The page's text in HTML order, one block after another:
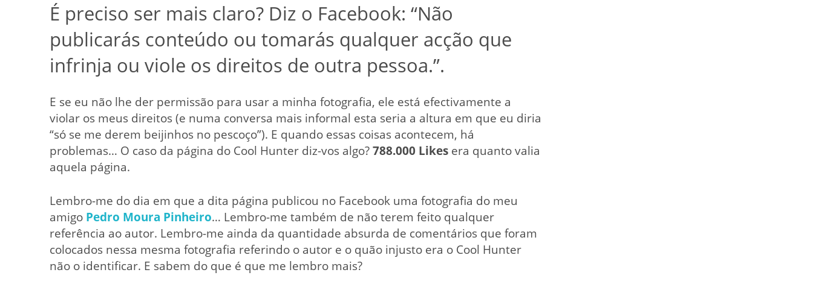
É preciso ser mais claro? Diz o Facebook: “Não
publicarás conteúdo ou tomarás qualquer acção que
infrinja ou viole os direitos de outra pessoa.”.
E se eu não lhe der permissão para usar a minha fotografia, ele está efectivamente a
violar os meus direitos (e numa conversa mais informal esta seria a altura em que eu diria
“só se me derem beijinhos no pescoço”). E quando essas coisas acontecem, há
problemas… O caso da página do Cool Hunter diz-vos algo?788.000 Likes era quanto valia
aquela página.
Lembro-me do dia em que a dita página publicou no Facebook uma fotografia do meu
amigo Pedro Moura Pinheiro… Lembro-me também de não terem feito qualquer
referência ao autor. Lembro-me ainda da quantidade absurda de comentários que foram
colocados nessa mesma fotografia referindo o autor e o quão injusto era o Cool Hunter
não o identificar. E sabem do que é que me lembro mais?